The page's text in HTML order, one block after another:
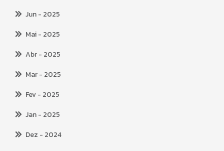
Jun- 2025
Mai- 2025
Abr- 2025
Mar- 2025
Fev- 2025
Jan- 2025
Dez - 2024